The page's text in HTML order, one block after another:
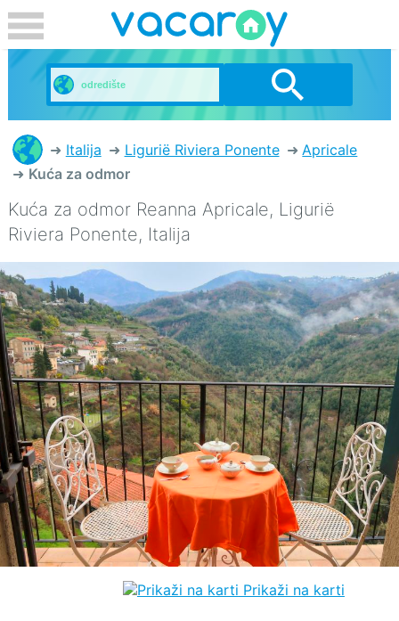
Italija Ligurië Riviera Ponente
Apricale
Kuća za odmor
Kuća za odmor Reanna Apricale, Ligurië
Riviera Ponente, Italija
Prikaži na karti